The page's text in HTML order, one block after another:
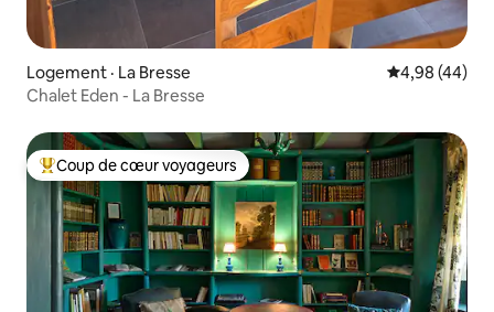
Logement · La Bresse Note
4,98 (44)
Chalet Eden - La Bresse
Coup de cœur voyageurs parmi les plus aimés
Coup de cœur voyageurs